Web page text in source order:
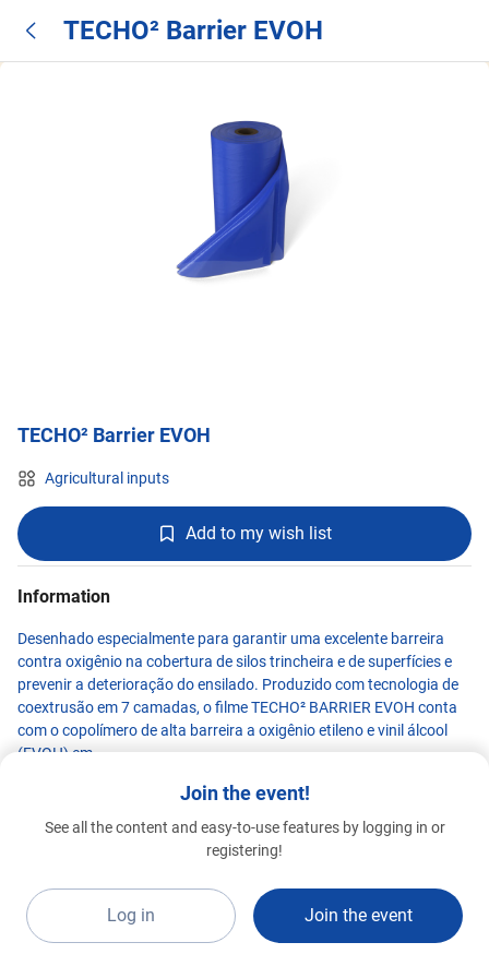
TECHO² Barrier EVOH
TECHO² Barrier EVOH
Agricultural inputs
Add to my wish list
Information
Desenhado especialmente para garantir uma excelente barreira
contra oxigênio na cobertura de silos trincheira e de superfícies e
prevenir a deterioração do ensilado. Produzido com tecnologia de
coextrusão em 7 camadas, o filme TECHO² BARRIER EVOH conta
com o copolímero de alta barreira a oxigênio etileno e vinil álcool
(EVOH) em
e aditivos de última geração. Graças a essa combinação de
processo avançado e materiais de alto performance, o TECHO²
BARRIER EVOH é uma excelente ferramenta para reduzir e prevenir
reduzir a perda de matéria seca. A tecnologia de ponta da extrusão
a sopro permite a produção de filmes sem emendas de até 20m de
largura. Foi desenvolvida para ser o primeiro passo para o sistema
Join the event!
See all the content and easy-to-use features by logging in or
registering!
Log in Join the event